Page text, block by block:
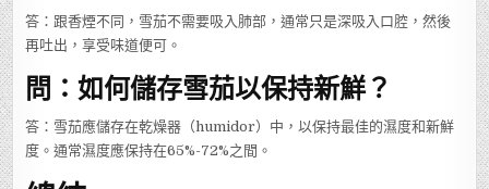
答：跟香煙不同，雪茄不需要吸入肺部，通常只是深吸入口腔，然後
再吐出，享受味道便可。
問：如何儲存雪茄以保持新鮮？
答：雪茄應儲存在乾燥器（humidor）中，以保持最佳的濕度和新鮮
度。通常濕度應保持在65%-72%之間。